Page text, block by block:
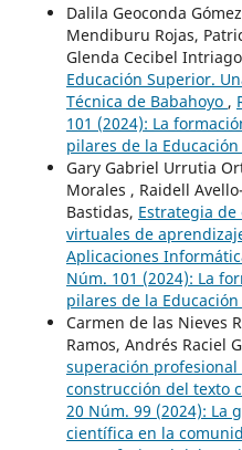
Dalila Geoconda
Mendiburu Rojas,
Glenda Cecibel
Educación Superior.
Técnica de Babahoyo ,
101 (2024): La
pilares de la
Gary Gabriel Urrutia
Morales , Raidell
Bastidas, Estrategia
virtuales de
Aplicaciones
Núm. 101 (2024): La
pilares de la
Carmen de las Nieves
Ramos, Andrés Raciel
superación
construcción del texto
20 Núm. 99 (2024): La
científica en la